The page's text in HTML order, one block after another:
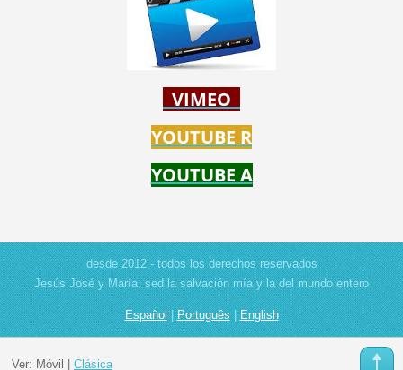
VIMEO
YOUTUBE R
YOUTUBE A
desde 2012 - todos los derechos reservados
Jesús José y María, sed la salvación mía y la del mundo entero
Español |Português|English
Ver: Móvil Clásica